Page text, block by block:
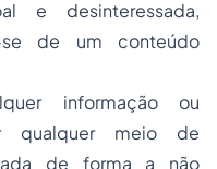
e desinteressada,
se de um conteúdo
informação ou
qualquer meio de
de forma a não